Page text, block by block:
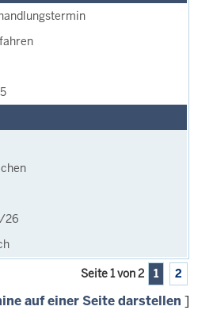
26
Seite 1 von 2 1 2
auf einer Seite darstellen ]